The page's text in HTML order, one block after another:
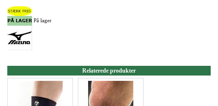
På lager
Relaterede produkter